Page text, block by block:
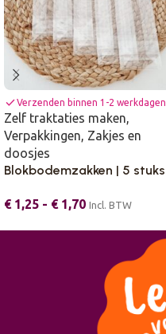
checkVerzenden binnen 1-2 werkdagen
Zelf traktaties maken,
Verpakkingen, Zakjes en
doosjes
Blokbodemzakken | 5 stuks
€1,25 - €1,70 Incl. BTW